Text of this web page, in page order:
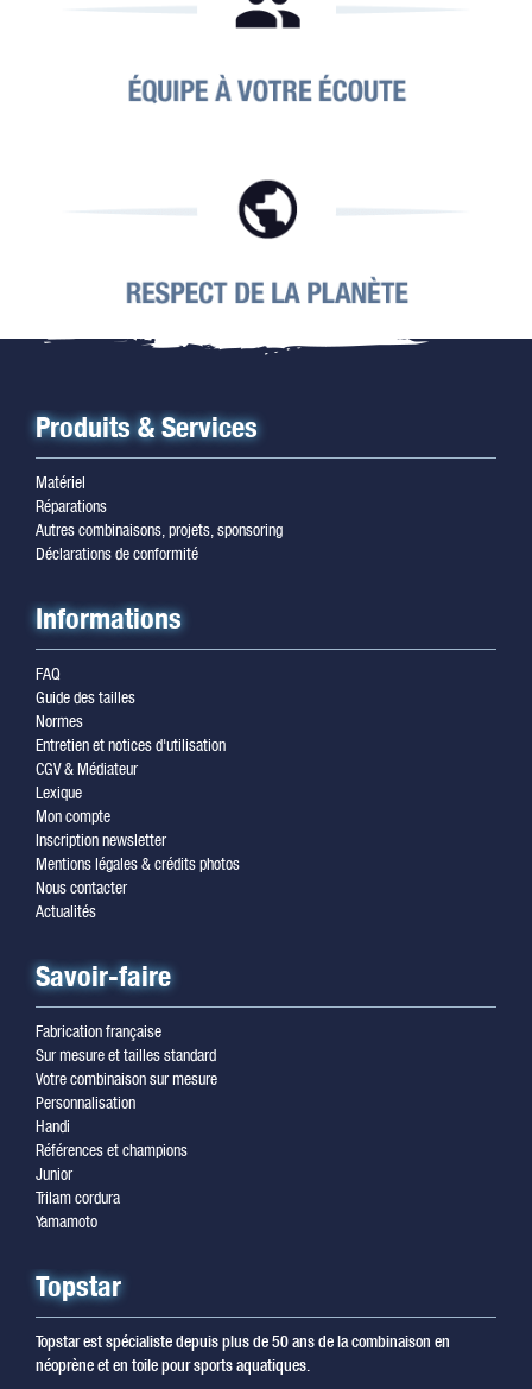
Produits & Services
Matériel
Réparations
Autres combinaisons, projets, sponsoring
Déclarations de conformité
Informations
FAQ
Guide des tailles
Normes
Entretien et notices d'utilisation
CGV & Médiateur
Lexique
Mon compte
Inscription newsletter
Mentions légales & crédits photos
Nous contacter
Actualités
Savoir-faire
Fabrication française
Sur mesure et tailles standard
Votre combinaison sur mesure
Personnalisation
Handi
Références et champions
Junior
Trilam cordura
Yamamoto
Topstar
Topstar est spécialiste depuis plus de 50 ans de la combinaison en
néoprène et en toile pour sports aquatiques.